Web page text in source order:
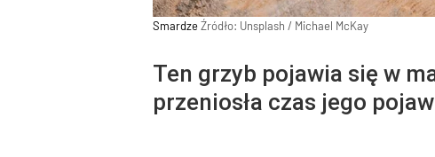
SmardzeŹródło: Unsplash / Michael McKay
Ten grzyb pojawia się w
przeniosła czas jego